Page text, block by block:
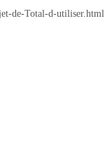
de-Total-d-utiliser.html